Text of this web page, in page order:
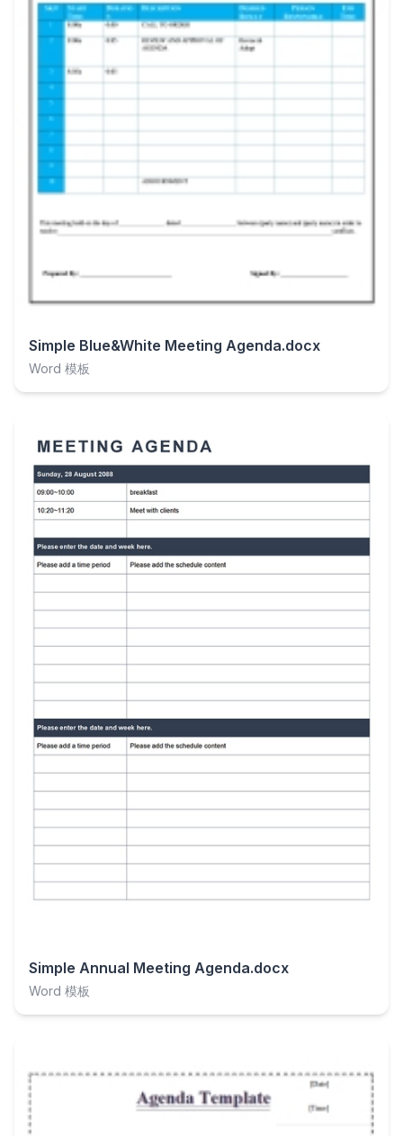
Simple Blue&White Meeting Agenda.docx
Word 模板
Simple Annual Meeting Agenda.docx
Word 模板